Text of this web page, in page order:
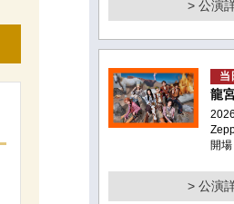
> 公演
当
龍
開
> 公演